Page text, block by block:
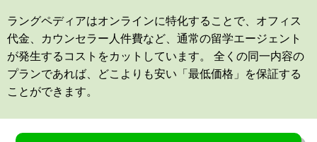
ラングペディアはオンラインに特化することで、オフィス
代金、カウンセラー人件費など、通常の留学エージェント
が発生するコストをカットしています。 全くの同一内容の
プランであれば、どこよりも安い「最低価格」を保証する
ことができます。